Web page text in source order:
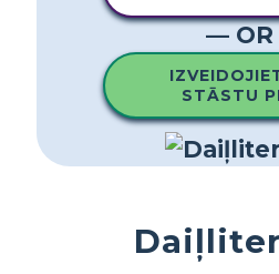
—
STĀSTU